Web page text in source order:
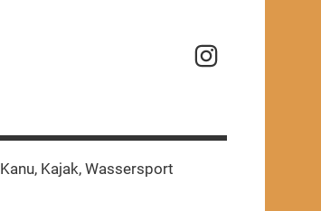
Reisefotos
Kanu, Kajak, Wassersport